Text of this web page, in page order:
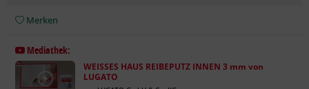
Merken
Mediathek:
WEISSES HAUS REIBEPUTZ INNEN 3 mm von
LUGATO